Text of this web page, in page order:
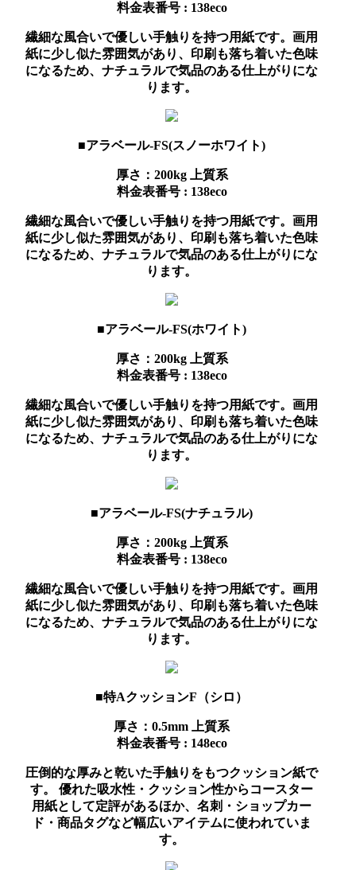
料金表番号 : 138eco
繊細な風合いで優しい手触りを持つ用紙です。画用
紙に少し似た雰囲気があり、印刷も落ち着いた色味
になるため、ナチュラルで気品のある仕上がりにな
ります。
■アラベール-FS(スノーホワイト)
厚さ：200kg
上質系
料金表番号 : 138eco
繊細な風合いで優しい手触りを持つ用紙です。画用
紙に少し似た雰囲気があり、印刷も落ち着いた色味
になるため、ナチュラルで気品のある仕上がりにな
ります。
■アラベール-FS(ホワイト)
厚さ：200kg
上質系
料金表番号 : 138eco
繊細な風合いで優しい手触りを持つ用紙です。画用
紙に少し似た雰囲気があり、印刷も落ち着いた色味
になるため、ナチュラルで気品のある仕上がりにな
ります。
■アラベール-FS(ナチュラル)
厚さ：200kg
上質系
料金表番号 : 138eco
繊細な風合いで優しい手触りを持つ用紙です。画用
紙に少し似た雰囲気があり、印刷も落ち着いた色味
になるため、ナチュラルで気品のある仕上がりにな
ります。
■特AクッションF（シロ）
厚さ：0.5mm
上質系
料金表番号 : 148eco
圧倒的な厚みと乾いた手触りをもつクッション紙で
す。 優れた吸水性・クッション性からコースター
用紙として定評があるほか、名刺・ショップカー
ド・商品タグなど幅広いアイテムに使われていま
す。